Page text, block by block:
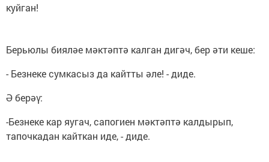
куйган!
Берьюлы бияләе мәктәптә калган дигәч, бер әти кеше:
- Безнеке сумкасыз да кайтты әле! - диде.
Ә берәү:
-Безнеке кар яугач, сапогиен мәктәптә калдырып,
тапочкадан кайткан иде, - диде.